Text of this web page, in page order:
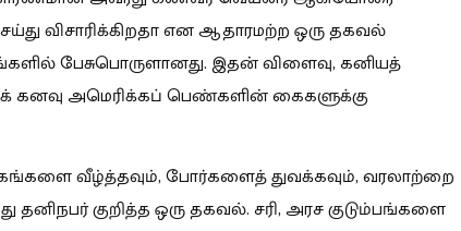
விசாரிக்கிறதா என ஆதாரமற்ற ஒரு தகவல்
பேசுபொருளானது. இதன் விளைவு, கனியத்
கனவு அமெரிக்கப் பெண்களின் கைகளுக்கு
வீழ்த்தவும், போர்களைத் துவக்கவும், வரலாற்றை
தனிநபர் குறித்த ஒரு தகவல். சரி, அரச குடும்பங்களை